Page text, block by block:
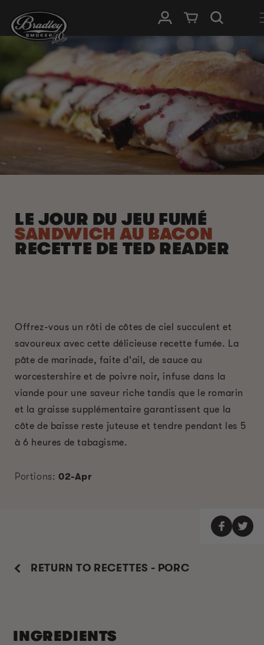
PASSER AU
CONTENU
ConnexionPanier
LE JOUR DU JEU FUMÉ
SANDWICH AU BACON
RECETTE DE TED READER
Offrez-vous un rôti de côtes de ciel succulent et
savoureux avec cette délicieuse recette fumée. La
pâte de marinade, faite d'ail, de sauce au
worcestershire et de poivre noir, infuse dans la
viande pour une saveur riche tandis que le romarin
et la graisse supplémentaire garantissent que la
côte de baisse reste juteuse et tendre pendant les 5
à 6 heures de tabagisme.
Portions: 02-Apr
RETURN TO RECETTES - PORC
INGREDIENTS